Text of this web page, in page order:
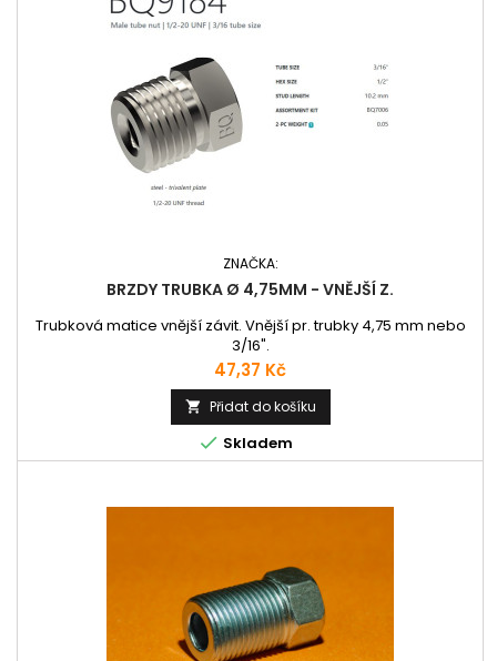
ZNAČKA:
BRZDY TRUBKA Ø 4,75MM - VNĚJŠÍ Z.
Trubková matice vnější závit. Vnější pr. trubky 4,75 mm nebo
3/16".
Cena
47,37 Kč
 Přidat do košíku
 Skladem